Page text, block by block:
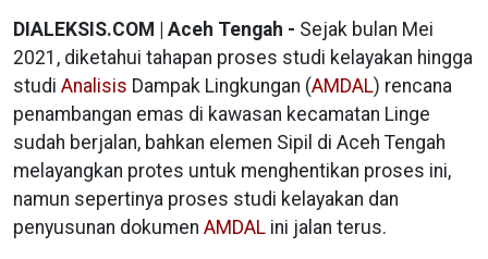
DIALEKSIS.COM | Aceh Tengah - Sejak bulan Mei
2021, diketahui tahapan proses studi kelayakan hingga
studi Analisis Dampak Lingkungan (AMDAL) rencana
penambangan emas di kawasan kecamatan Linge
sudah berjalan, bahkan elemen Sipil di Aceh Tengah
melayangkan protes untuk menghentikan proses ini,
namun sepertinya proses studi kelayakan dan
penyusunan dokumen AMDAL ini jalan terus.